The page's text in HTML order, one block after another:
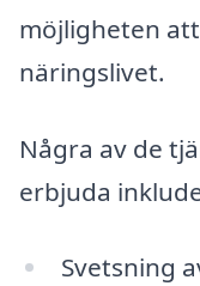
möjligheten
näringslivet.
Några av de
erbjuda
Svetsning